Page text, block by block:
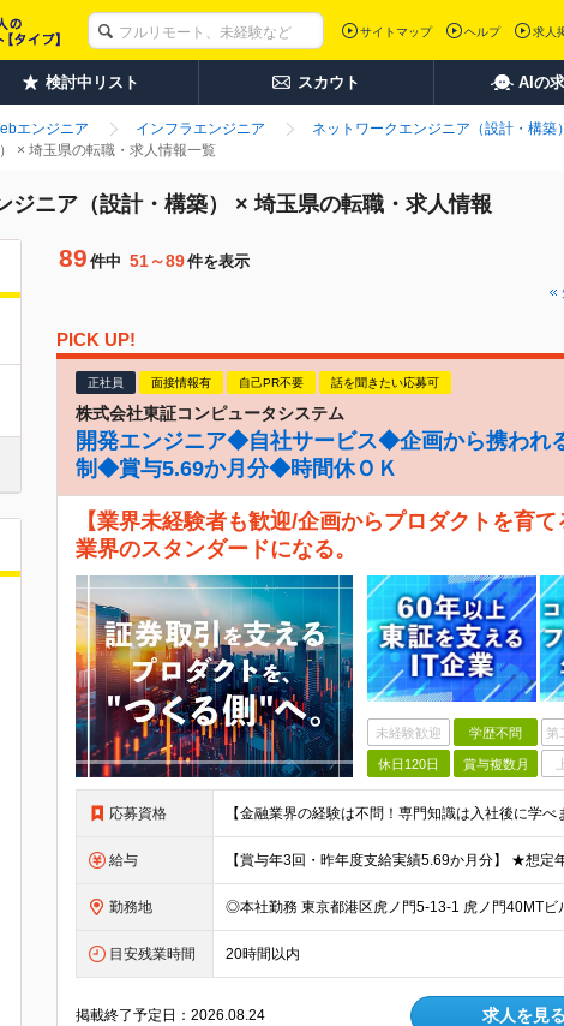
サイトマップ ヘルプ 求人
検討中リスト スカウト AIの
エンジニア インフラエンジニア ネットワークエンジニア（設計・構築）
× 埼玉県の転職・求人情報一覧
ジニア（設計・構築） × 埼玉県の転職・求人情報
89 件中 51～89件を表示
PICK UP!
正社員 面接情報有 自己PR不要 話を聞きたい応募可
株式会社東証コンピュータシステム
開発エンジニア◆自社サービス◆企画から携わ
制◆賞与5.69か月分◆時間休ＯＫ
【業界未経験者も歓迎/企画からプロダクトを育
業界のスタンダードになる。
未経験歓迎 学歴不問 第
休日120日 賞与複数月
応募資格
給与
勤務地
目安残業時間 20時間以内
掲載終了予定日：2026.08.24 求人を見る